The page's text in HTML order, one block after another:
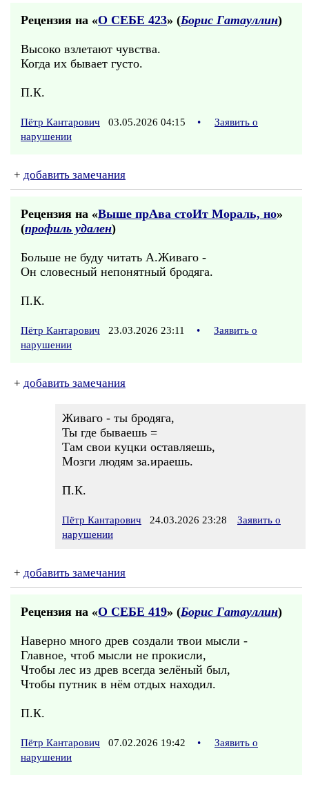
Рецензия на «О СЕБЕ 423» (Борис Гатауллин)
Высоко взлетают чувства.
Когда их бывает густо.
П.К.
Пётр Кантарович 03.05.2026 04:15 •
Заявить о
нарушении
+ добавить замечания
Рецензия на «Выше прАва стоИт Мораль, но»
(профиль удален)
Больше не буду читать А.Живаго -
Он словесный непонятный бродяга.
П.К.
Пётр Кантарович 23.03.2026 23:11 •
Заявить о
нарушении
+ добавить замечания
Живаго - ты бродяга,
Ты где бываешь =
Там свои куцки оставляешь,
Мозги людям за.ираешь.
П.К.
Пётр Кантарович 24.03.2026 23:28
Заявить о
нарушении
+ добавить замечания
Рецензия на «О СЕБЕ 419» (Борис Гатауллин)
Наверно много древ создали твои мысли -
Главное, чтоб мысли не прокисли,
Чтобы лес из древ всегда зелёный был,
Чтобы путник в нём отдых находил.
П.К.
Пётр Кантарович 07.02.2026 19:42 •
Заявить о
нарушении